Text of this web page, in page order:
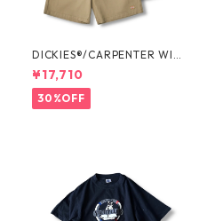
DICKIES®/CARPENTER WIDE
SHORTS -SEDAN ALL-PURPO
SE-
¥17,710
30%OFF